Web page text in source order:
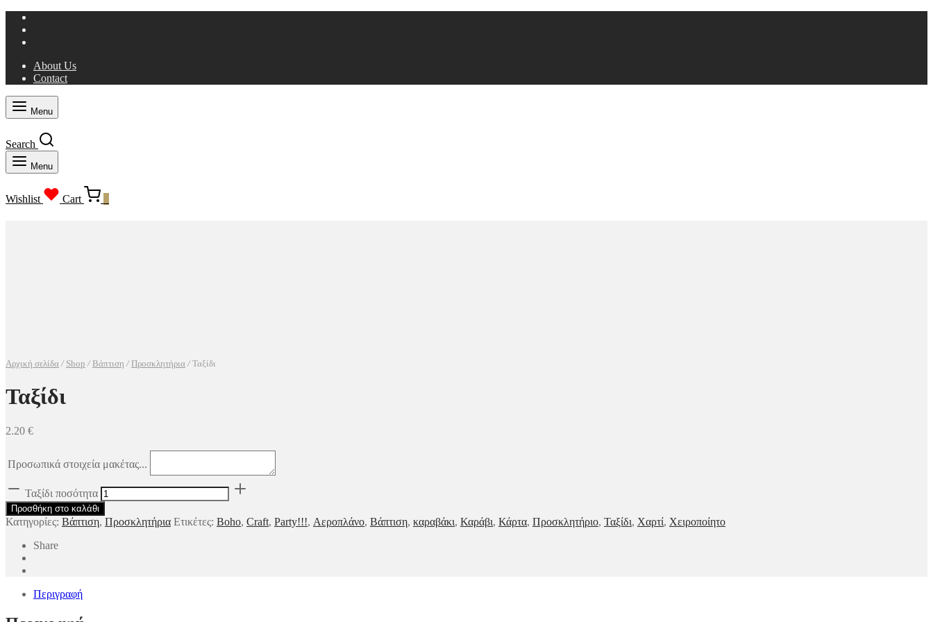
About Us
Contact
Menu
Search
Menu
Wishlist Cart
Αρχική σελίδα / Shop / Βάπτιση / Προσκλητήρια /Ταξίδι
Ταξίδι
2.20 €
Προσωπικά στοιχεία μακέτας...
Ταξίδι ποσότητα
Προσθήκη στο καλάθι
Κατηγορίες: Βάπτιση, Προσκλητήρια Ετικέτες: Boho, Craft, Party!!!, Αεροπλάνο, Βάπτιση, καραβάκι, Καράβι, Κάρτα, Προσκλητήριο, Ταξίδι, Χαρτί, Χειροποίητο
Share
Περιγραφή